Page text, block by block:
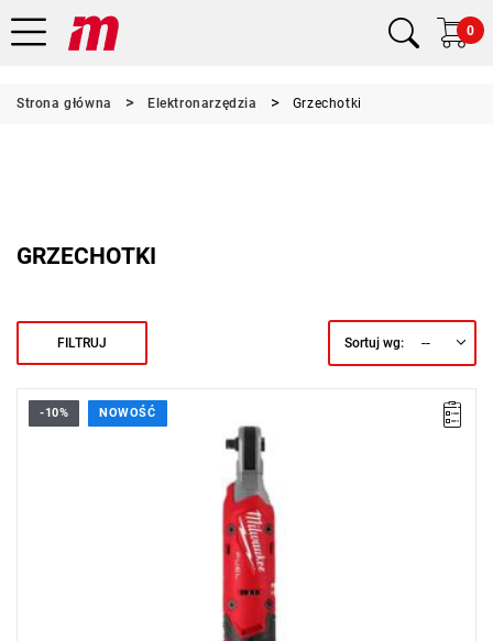
0
Strona główna Elektronarzędzia Grzechotki
GRZECHOTKI
FILTRUJ Sortuj wg: --
Kup produkt objęty promocją MILWAUKEE® Redemption Classic,
zarejestruj fakturę i odbierz dodatkowy akumulator za 2 zł.
Promocja wyłącznie dla podmiotów posiadających NIP.
-10% NOWOŚĆ